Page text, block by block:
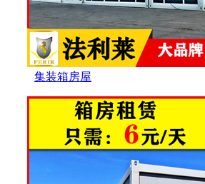
集装箱房屋